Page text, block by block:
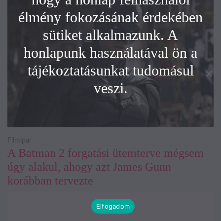
A Batman 2 forgatási ütemterve mégsem
úgy alakul, ahogy azt James Gunn
korábban tervezte
Filmipar
élmény fokozásának érdekében
sütiket alkalmazunk. A
honlapunk használatával ön a
tájékoztatásunkat tudomásul
veszi.
Elfogadom